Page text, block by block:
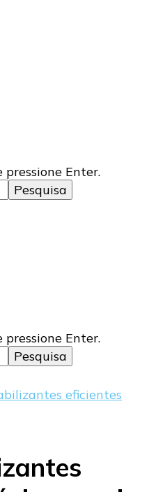
pressione Enter.
pressione Enter.
eficientes